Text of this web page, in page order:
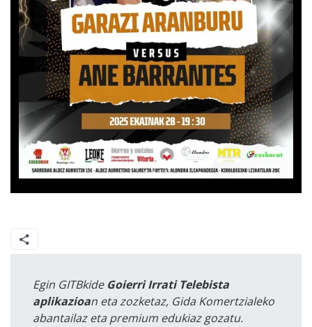
Egin GITBkide Goierri Irrati Telebista
aplikazioan eta zozketaz, Gida Komertzialeko
abantailaz eta premium edukiaz gozatu.